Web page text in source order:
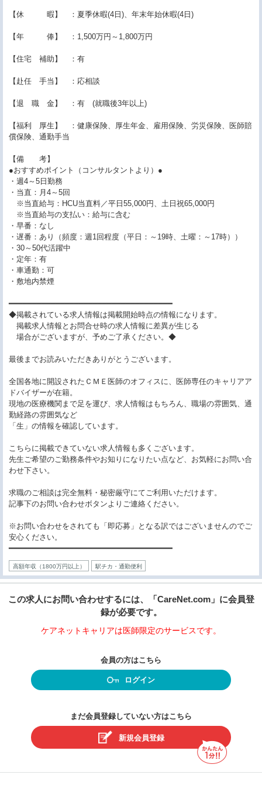
【休 暇】 ：夏季休暇(4日)、年末年始休暇(4日)
【年 俸】 ：1,500万円～1,800万円
【住宅 補助】 ：有
【赴任 手当】 ：応相談
【退 職 金】 ：有 (就職後3年以上)
【福利 厚生】 ：健康保険、厚生年金、雇用保険、労災保険、医師賠
償保険、通勤手当
【備 考】
●おすすめポイント（コンサルタントより）●
・週4～5日勤務
・当直：月4～5回
※当直給与：HCU当直料／平日55,000円、土日祝65,000円
※当直給与の支払い：給与に含む
・早番：なし
・遅番：あり（頻度：週1回程度（平日：～19時、土曜：～17時））
・30～50代活躍中
・定年：有
・車通勤：可
・敷地内禁煙
━━━━━━━━━━━━━━━━━━━━━━━━━━━━━━━━━━━
◆掲載されている求人情報は掲載開始時点の情報になります。
掲載求人情報とお問合せ時の求人情報に差異が生じる
場合がございますが、予めご了承ください。◆
最後までお読みいただきありがとうございます。
全国各地に開設されたＣＭＥ医師のオフィスに、医師専任のキャリアア
ドバイザーが在籍。
現地の医療機関まで足を運び、求人情報はもちろん、職場の雰囲気、通
勤経路の雰囲気など
「生」の情報を確認しています。
こちらに掲載できていない求人情報も多くございます。
先生ご希望のご勤務条件やお知りになりたい点など、お気軽にお問い合
わせ下さい。
求職のご相談は完全無料・秘密厳守にてご利用いただけます。
記事下のお問い合わせボタンよりご連絡ください。
※お問い合わせをされても「即応募」となる訳ではございませんのでご
安心ください。
━━━━━━━━━━━━━━━━━━━━━━━━━━━━━━━━━━━
高額年収（1800万円以上） 駅チカ・通勤便利
この求人にお問い合わせするには、「CareNet.com」に会員登
録が必要です。
ケアネットキャリアは医師限定のサービスです。
会員の方はこちら
ログイン
まだ会員登録していない方はこちら
新規会員登録